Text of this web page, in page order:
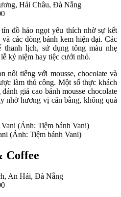
Hải Châu, Đà Nẵng
đồ hảo ngọt yêu thích nhờ sự kết
các dòng bánh kem hiện đại. Các
lịch, sử dụng tông màu nhẹ
kỷ niệm hay tiệc cưới nhỏ.
nổi tiếng với mousse, chocolate và
làm thủ công. Một số thực khách
giá cao bánh mousse chocolate
nhờ hương vị cân bằng, không quá
(Ảnh: Tiệm bánh Vani)
Coffee
An Hải, Đà Nẵng